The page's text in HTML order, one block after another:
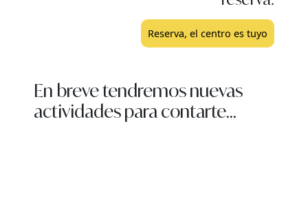
Reserva, el centro es tuyo
En breve tendremos nuevas
actividades para contarte...